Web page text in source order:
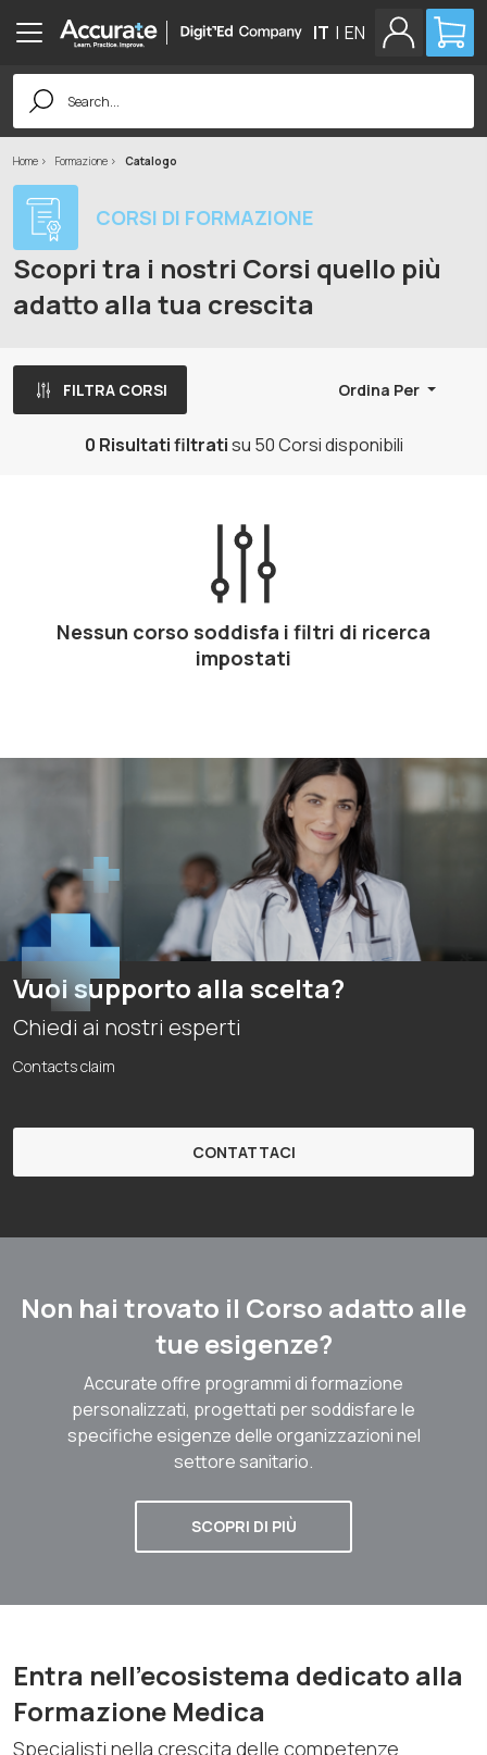
IT | EN
Search
for:
Home Formazione Catalogo
CORSI DI FORMAZIONE
Scopri tra i nostri Corsi quello più
adatto alla tua crescita
FILTRA CORSI Ordina Per
0 Risultati filtratisu 50 Corsi disponibili
Nessun corso soddisfa i filtri di ricerca
impostati
Vuoi supporto alla scelta?
Chiedi ai nostri esperti
Contacts claim
CONTATTACI
Non hai trovato il Corso adatto alle
tue esigenze?
Accurate offre programmi di formazione
personalizzati, progettati per soddisfare le
specifiche esigenze delle organizzazioni nel
settore sanitario.
SCOPRI DI PIÙ
Entra nell'ecosistema dedicato alla
Formazione Medica
Specialisti nella crescita delle competenze